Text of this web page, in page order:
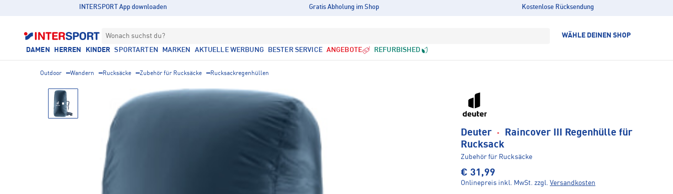
INTERSPORT App downloaden Gratis Abholung im Shop Kostenlose Rücksendung
Wonach suchst du? WÄHLE DEINEN SHOP
DAMEN HERREN KINDER SPORTARTEN MARKEN AKTUELLE WERBUNG BESTER SERVICE ANGEBOTE REFURBISHED
Outdoor Wandern Rucksäcke Zubehör für Rucksäcke Rucksackregenhüllen
Deuter · Raincover III Regenhülle für
Rucksack
Zubehör für Rucksäcke
€ 31,99
Onlinepreis inkl. MwSt. zzgl. Versandkosten